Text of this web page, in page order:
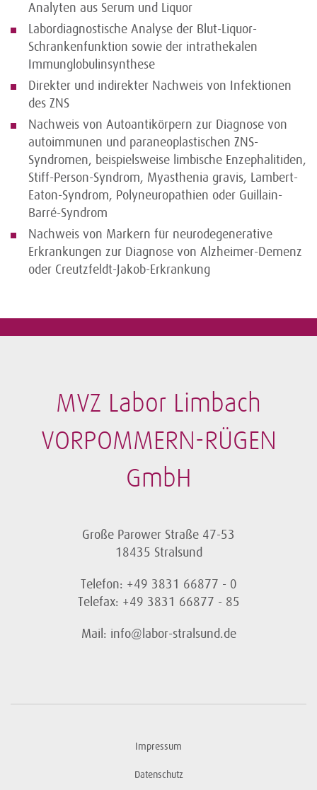
Analyten aus Serum und Liquor
Labordiagnostische Analyse der Blut-Liquor-
Schrankenfunktion sowie der intrathekalen
Immunglobulinsynthese
Direkter und indirekter Nachweis von Infektionen
des ZNS
Nachweis von Autoantikörpern zur Diagnose von
autoimmunen und paraneoplastischen ZNS-
Syndromen, beispielsweise limbische Enzephalitiden,
Stiff-Person-Syndrom, Myasthenia gravis, Lambert-
Eaton-Syndrom, Polyneuropathien oder Guillain-
Barré-Syndrom
Nachweis von Markern für neurodegenerative
Erkrankungen zur Diagnose von Alzheimer-Demenz
oder Creutzfeldt-Jakob-Erkrankung
MVZ Labor Limbach
VORPOMMERN-RÜGEN
GmbH
Große Parower Straße 47-53
18435 Stralsund
Telefon: +49 3831 66877 - 0
Telefax: +49 3831 66877 - 85
Mail: info@labor-stralsund.de
Impressum
Datenschutz